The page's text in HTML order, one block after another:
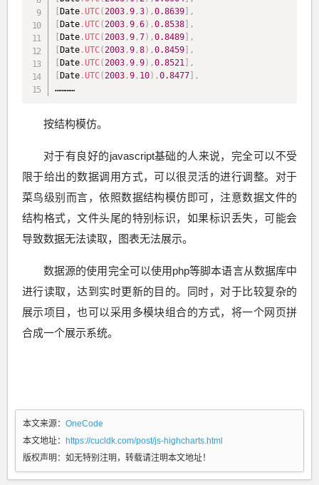
[Date.UTC( 2003,9,3) ,0.8639] ,
[Date.UTC( 2003,9,6) ,0.8538] ,
[Date.UTC( 2003,9,7) ,0.8489] ,
[Date.UTC( 2003,9,8) ,0.8459] ,
[Date.UTC( 2003,9,9) ,0.8521 ] ,
[Date.UTC( 2003,9, 10) ,0.8477] ,
…………
按结构模仿。
对于有良好的javascript基础的人来说，完全可以不受
限于给出的数据调用方式，可以很灵活的进行调整。对于
菜鸟级别而言，依照数据结构模仿即可，注意数据文件的
结构格式，文件头尾的特别标识，如果标识丢失，可能会
导致数据无法读取，图表无法展示。
数据源的使用完全可以使用php等脚本语言从数据库中
进行读取，达到实时更新的目的。同时，对于比较复杂的
展示项目，也可以采用多模块组合的方式，将一个网页拼
合成一个展示系统。
本文来源： OneCode
本文地址： https://cucldk.com/post/js-highcharts.html
版权声明： 如无特别注明，转载请注明本文地址！